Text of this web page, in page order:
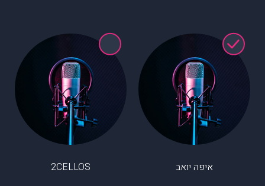
איפה יואב 2CELLOS